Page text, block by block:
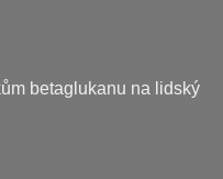
betaglukanu na lidský